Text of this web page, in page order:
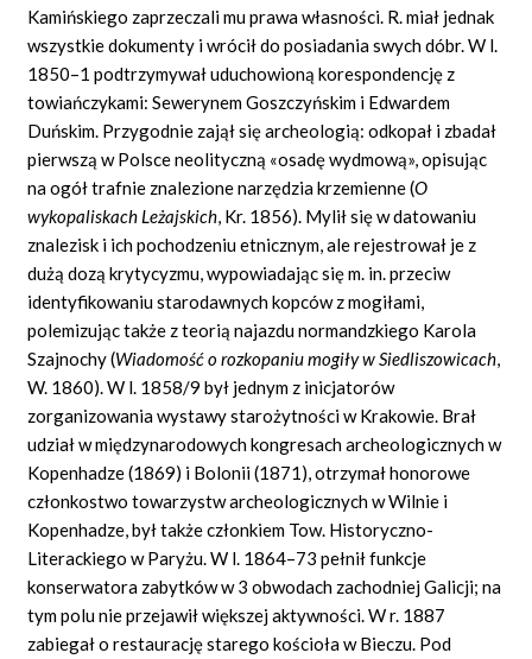
Kamińskiego zaprzeczali mu prawa własności. R. miał jednak
wszystkie dokumenty i wrócił do posiadania swych dóbr. W l.
1850–1 podtrzymywał uduchowioną korespondencję z
towiańczykami: Sewerynem Goszczyńskim i Edwardem
Duńskim. Przygodnie zajął się archeologią: odkopał i zbadał
pierwszą w Polsce neolityczną «osadę wydmową», opisując
na ogół trafnie znalezione narzędzia krzemienne (O
wykopaliskach Leżajskich, Kr. 1856). Mylił się w datowaniu
znalezisk i ich pochodzeniu etnicznym, ale rejestrował je z
dużą dozą krytycyzmu, wypowiadając się m. in. przeciw
identyfikowaniu starodawnych kopców z mogiłami,
polemizując także z teorią najazdu normandzkiego Karola
Szajnochy (Wiadomość o rozkopaniu mogiły w Siedliszowicach,
W. 1860). W l. 1858/9 był jednym z inicjatorów
zorganizowania wystawy starożytności w Krakowie. Brał
udział w międzynarodowych kongresach archeologicznych w
Kopenhadze (1869) i Bolonii (1871), otrzymał honorowe
członkostwo towarzystw archeologicznych w Wilnie i
Kopenhadze, był także członkiem Tow. Historyczno-
Literackiego w Paryżu. W l. 1864–73 pełnił funkcje
konserwatora zabytków w 3 obwodach zachodniej Galicji; na
tym polu nie przejawił większej aktywności. W r. 1887
zabiegał o restaurację starego kościoła w Bieczu. Pod